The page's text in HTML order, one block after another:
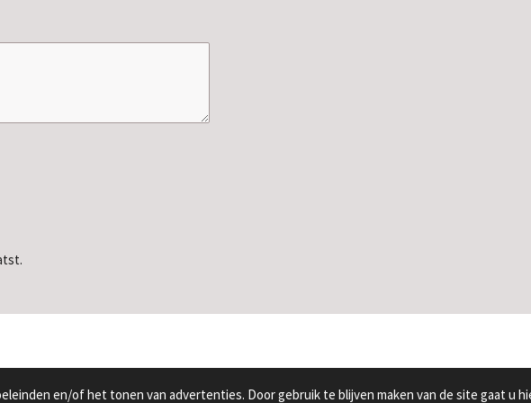
en/of het tonen van advertenties. Door gebruik te blijven maken van de site gaat u